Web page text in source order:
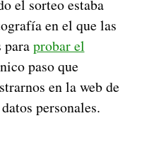
el sorteo estaba
en el que las
paraprobar el
paso que
en la web de
personales.